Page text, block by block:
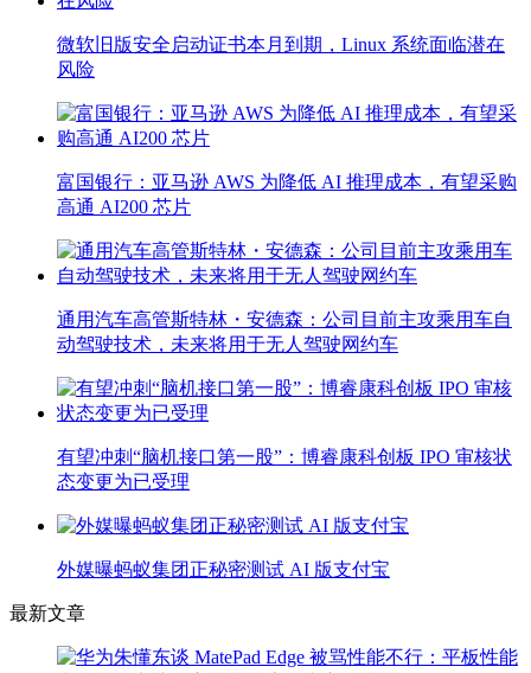
微软旧版安全启动证书本月到期，Linux 系统面临潜在
风险
富国银行：亚马逊 AWS 为降低 AI 推理成本，有望采购
高通 AI200 芯片
通用汽车高管斯特林・安德森：公司目前主攻乘用车自
动驾驶技术，未来将用于无人驾驶网约车
有望冲刺“脑机接口第一股”：博睿康科创板 IPO 审核状
态变更为已受理
外媒曝蚂蚁集团正秘密测试 AI 版支付宝
最新文章